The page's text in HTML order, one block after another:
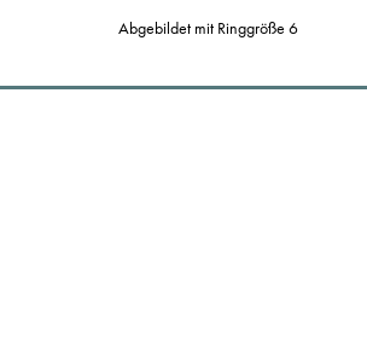
Abgebildet mit Ringgröße 6